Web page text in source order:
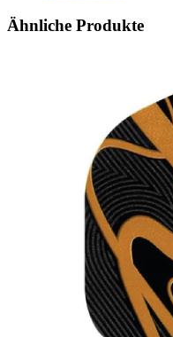
Ähnliche Produkte